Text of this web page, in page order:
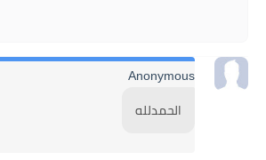
Anonymous
الحمدلله